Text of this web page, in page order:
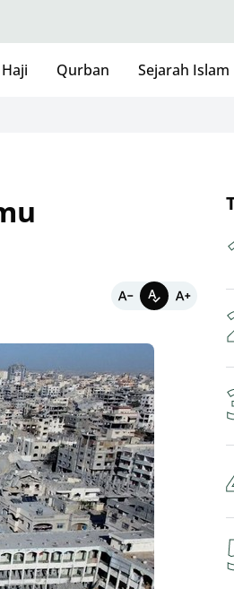
Haji Qurban Sejarah Islam